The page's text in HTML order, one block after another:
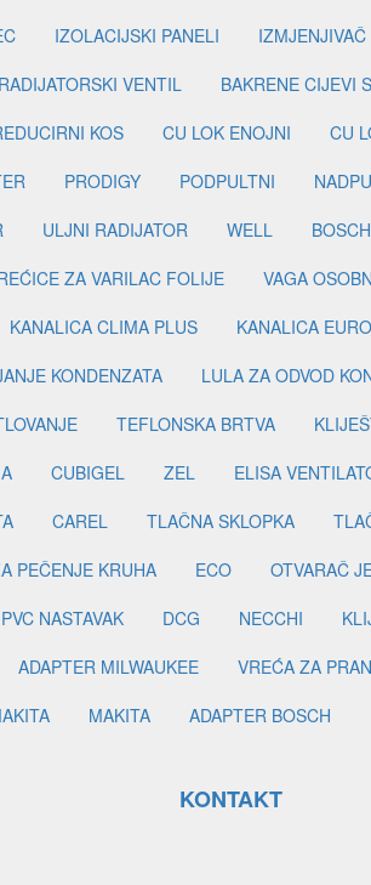
IZOLACIJSKI PANELI
RADIJATORSKI VENTIL BAKRENE CIJEVI
KOS CU LOK ENOJNI CU
PRODIGY PODPULTNI
ULJNI RADIJATOR WELL BOSCH
ZA VARILAC FOLIJE VAGA
KANALICA CLIMA PLUS KANALICA
KONDENZATA LULA ZA ODVOD
TEFLONSKA BRTVA
CUBIGEL ZEL ELISA
CAREL TLAČNA SKLOPKA
PEČENJE KRUHA ECO OTVARAČ
PVC NASTAVAK DCG NECCHI
ADAPTER MILWAUKEE VREĆA ZA
MAKITA ADAPTER BOSCH
KONTAKT